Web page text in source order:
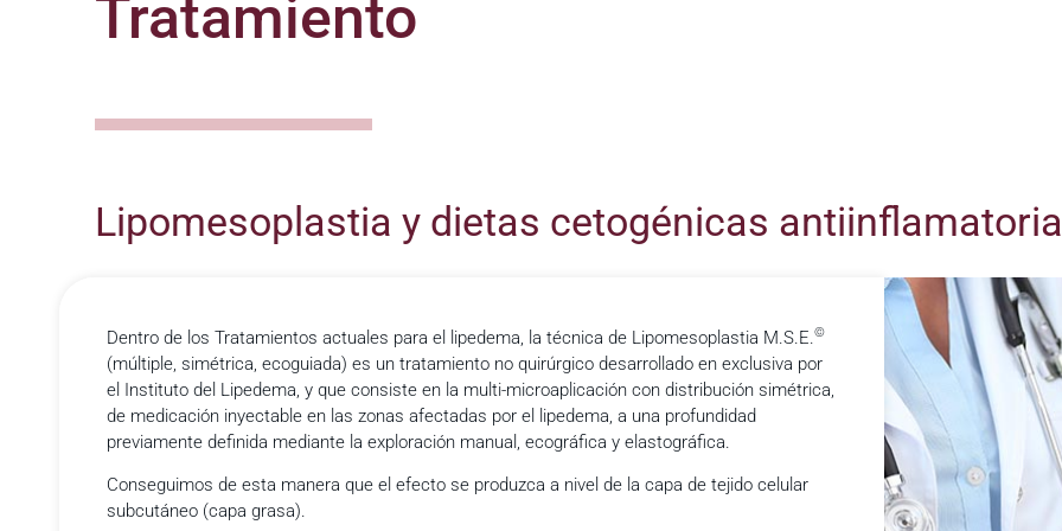
Tratamiento
Lipomesoplastia y dietas cetogénicas
Dentro de los Tratamientos actuales para el lipedema, la técnica de Lipomesoplastia M.S.E.©
(múltiple, simétrica, ecoguiada) es un tratamiento no quirúrgico desarrollado en exclusiva por
el Instituto del Lipedema, y que consiste en la multi-microaplicación con distribución simétrica,
de medicación inyectable en las zonas afectadas por el lipedema, a una profundidad
previamente definida mediante la exploración manual, ecográfica y elastográfica.
Conseguimos de esta manera que el efecto se produzca a nivel de la capa de tejido celular
subcutáneo (capa grasa).